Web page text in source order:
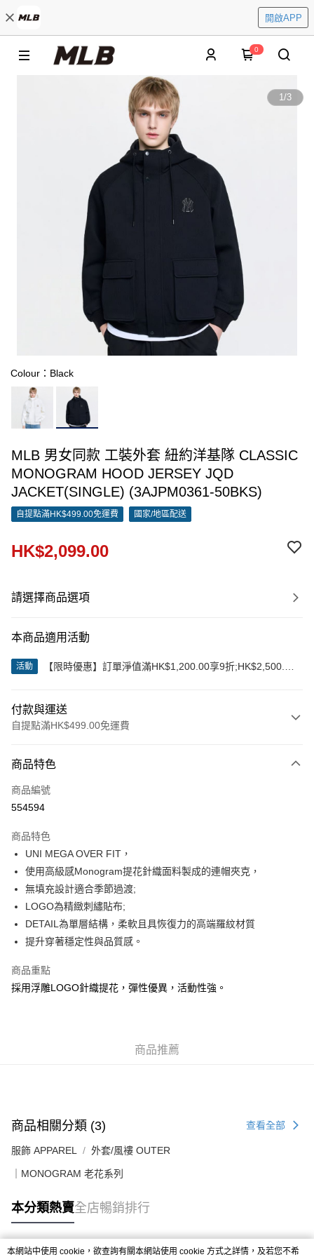
開啟APP
0
1/3
Colour：Black
MLB 男女同款 工裝外套 紐約洋基隊 CLASSIC
MONOGRAM HOOD JERSEY JQD
JACKET(SINGLE) (3AJPM0361-50BKS)
自提點滿HK$499.00免運費 國家/地區配送
HK$2,099.00
請選擇商品選項
本商品適用活動
活動
【限時優惠】訂單淨值滿HK$1,200.00享9折;HK$2,500.00
付款與運送
自提點滿HK$499.00免運費
信用卡
Apple Pay
AlipayHK
WeChat Pay
送貨方式
付款後順豐合作便利店
每筆HK$50.00，滿HK$499.00或以上免運費
商品特色
商品編號
554594
商品特色
UNI MEGA OVER FIT，
使用高級感Monogram提花針織面料製成的連帽夾克，
無填充設計適合季節過渡;
LOGO為精緻刺繡貼布;
DETAIL為單層結構，柔軟且具恢復力的高端羅紋材質
提升穿著穩定性與品質感。
商品重點
採用浮雕LOGO針織提花，彈性優異，活動性強。
商品推薦
商品相關分類 (3) 查看全部
服飾 APPAREL 外套/風褸 OUTER
｜MONOGRAM 老花系列
本分類熱賣全店暢銷排行
本網站中使用 cookie，欲查詢有關本網站使用 cookie 方式之詳情，及若您不希